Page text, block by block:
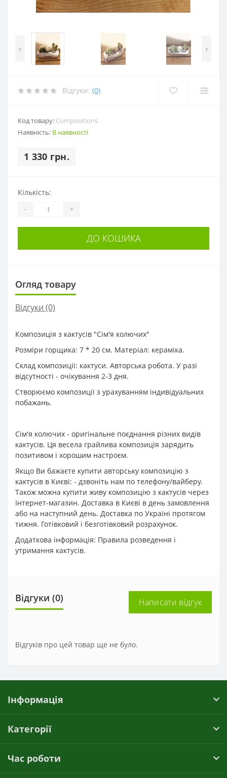
‹ ›
Відгуки: (0)
Код товару: Compositions
Наявність: В наявності
1 330 грн.
Кількість:
- +
ДО КОШИКА
Огляд товару
Відгуки (0)
Композиція з кактусів "Сім'я колючих"
Розміри горщика: 7 * 20 см. Матеріал: кераміка.
Склад композиції: кактуси. Авторська робота. У разі
відсутності - очікування 2-3 дня.
Створюємо композиції з урахуванням індивідуальних
побажань.
Сім'я колючих - оригінальне поєднання різних видів
кактусів. Ця весела грайлива композиція зарядить
позитивом і хорошим настроєм.
Якщо Ви бажаєте купити авторську композицію з
кактусів в Києві: - дзвоніть нам по телефону/вайберу.
Також можна купити живу композицію з кактусів через
Інтернет-магазин. Доставка в Києві в день замовлення
або на наступний день. Доставка по Україні протягом
тижня. Готівковий і безготівковий розрахунок.
Додаткова інформація: Правила розведення і
утримання кактусів.
Відгуки (0) Написати відгук
Відгуків про цей товар ще не було.
Інформація
Категорії
Час роботи